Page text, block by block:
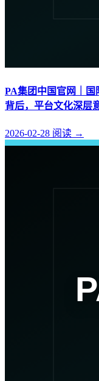
PA集团中国官网｜
背后，平台文化深层
2026-02-28 阅读 →